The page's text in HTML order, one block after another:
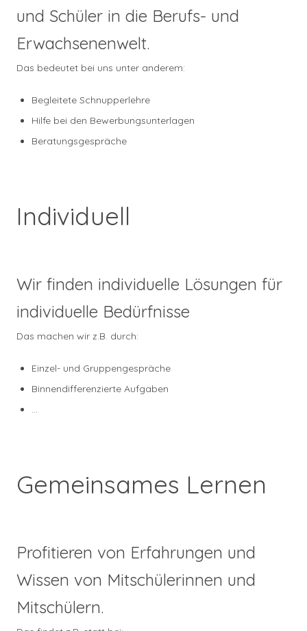
und Schüler in die Berufs- und
Erwachsenenwelt.
Das bedeutet bei uns unter anderem:
Begleitete Schnupperlehre
Hilfe bei den Bewerbungsunterlagen
Beratungsgespräche
Individuell
Wir finden individuelle Lösungen für
individuelle Bedürfnisse
Das machen wir z.B. durch:
Einzel- und Gruppengespräche
Binnendifferenzierte Aufgaben
Gemeinsames Lernen
Profitieren von Erfahrungen und
Wissen von Mitschülerinnen und
Mitschülern.